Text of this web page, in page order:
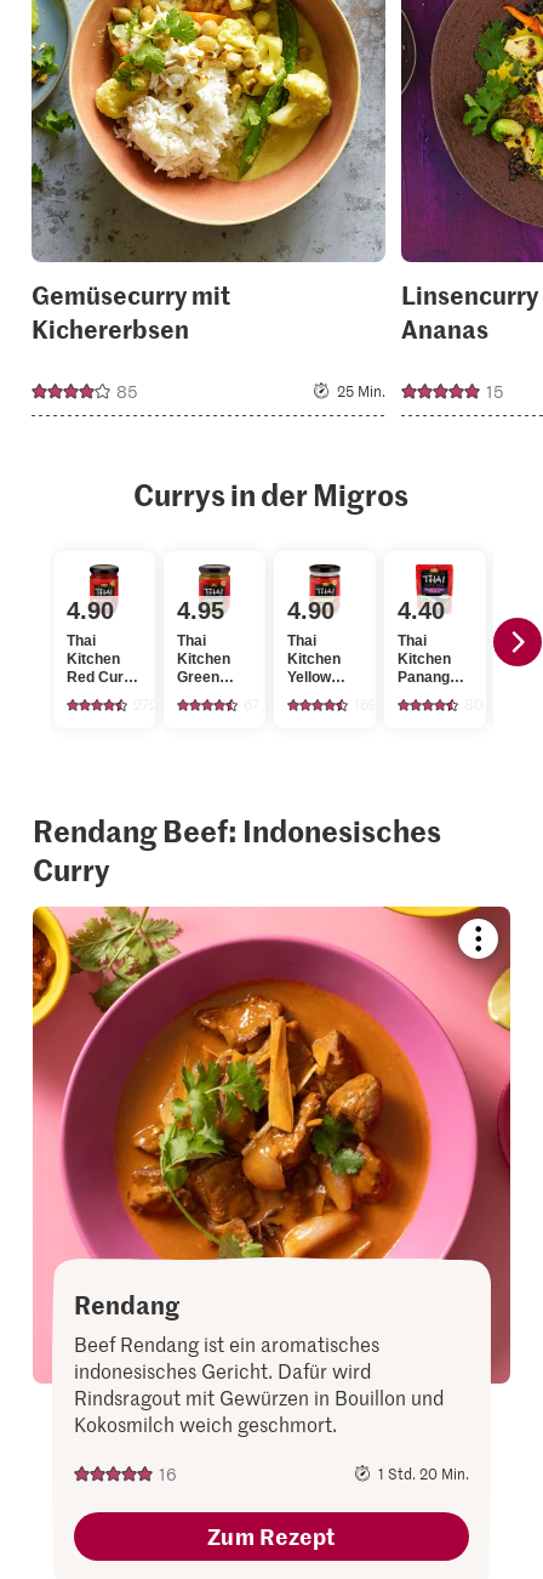
it
to
your
collections.
Gemüsecurry mit
Kichererbsen
85 25 Min.
Ananas
15
Currys in der Migros
4.90
Thai
Kitchen
Red Curry
4.95
Thai
Kitchen
Green
Paste hot
4.90
Thai
Kitchen
Yellow
Paste mild
4.40
Thai
Kitchen
Panang
Sauce
Thai
Rendang Beef: Indonesisches
Curry
recipe
or
add
Rendang
Beef Rendang ist ein aromatisches
indonesisches Gericht. Dafür wird
Rindsragout mit Gewürzen in Bouillon und
Kokosmilch weich geschmort.
16 1 Std. 20 Min.
Zum Rezept